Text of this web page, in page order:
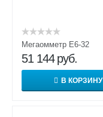
Мегаомметр Е6-32
51 144 руб.
В КОРЗИНУ